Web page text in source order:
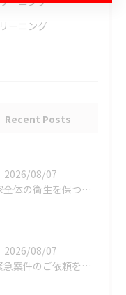
ーニング
Recent Posts
2026/08/07
家全体の衛生を保つ鍵。
2026/08/07
緊急案件のご依頼をいただきました。
ら